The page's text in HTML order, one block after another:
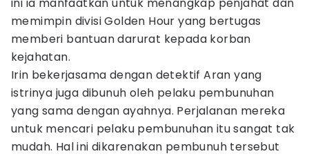
memimpin divisi Golden Hour yang bertugas
memberi bantuan darurat kepada korban
kejahatan.
Irin bekerjasama dengan detektif Aran yang
istrinya juga dibunuh oleh pelaku pembunuhan
yang sama dengan ayahnya. Perjalanan mereka
untuk mencari pelaku pembunuhan itu sangat tak
mudah. Hal ini dikarenakan pembunuh tersebut